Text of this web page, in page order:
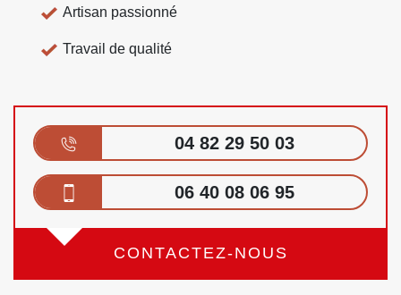
Artisan passionné
Travail de qualité
04 82 29 50 03
06 40 08 06 95
CONTACTEZ-NOUS